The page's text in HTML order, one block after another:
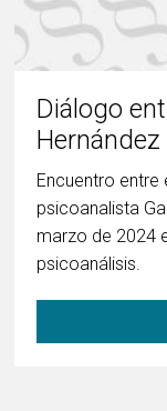
Diálogo
Hernández
Encuentro entre
psicoanalista
marzo de 2024
psicoanálisis.